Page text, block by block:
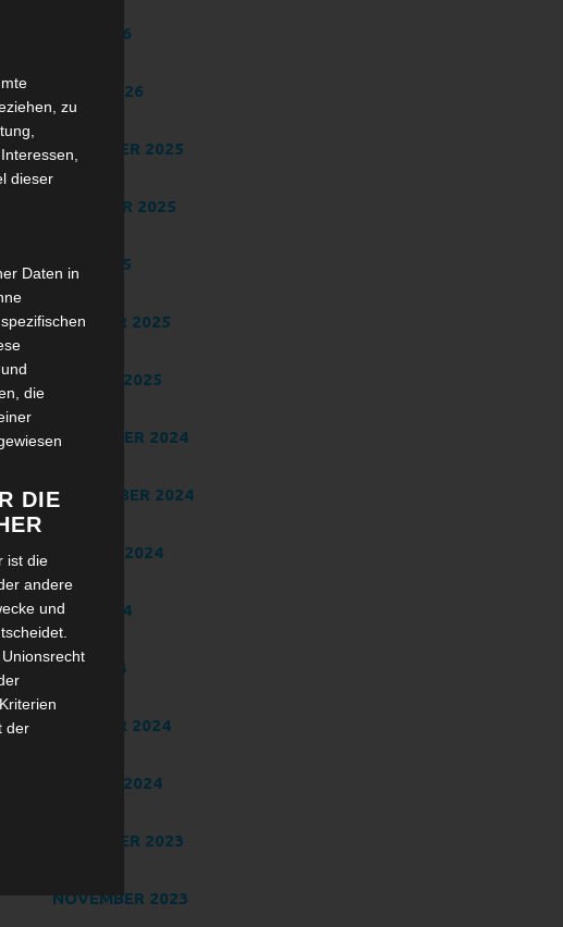
JUNI 2026
APRIL 2026
DEZEMBER 2025
OKTOBER 2025
JUNI 2025
FEBRUAR 2025
JANUAR 2025
NOVEMBER 2024
SEPTEMBER 2024
AUGUST 2024
JUNI 2024
MAI 2024
FEBRUAR 2024
JANUAR 2024
DEZEMBER 2023
NOVEMBER 2023
zu
dieser
Daten in
die
DIE
ist die
andere
und
der
im